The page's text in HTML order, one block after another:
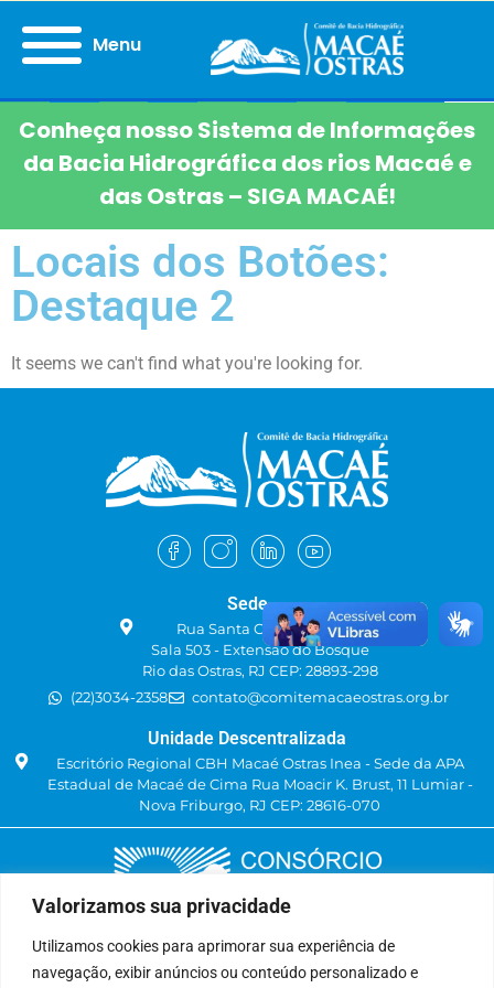
Valorizamos sua privacidade
Utilizamos cookies para aprimorar sua experiência de
navegação, exibir anúncios ou conteúdo personalizado e
Menu
Conheça nosso Sistema de Informações
da Bacia Hidrográfica dos rios Macaé e
das Ostras – SIGA MACAÉ!
Locais dos Botões:
Destaque 2
It seems we can't find what you're looking for.
Sede
Rua Santa Catarina, 219
Sala 503 - Extensão do Bosque
Rio das Ostras, RJ CEP: 28893-298
(22)3034-2358
contato@comitemacaeostras.org.br
Unidade Descentralizada
Escritório Regional CBH Macaé Ostras Inea - Sede da APA
Estadual de Macaé de Cima Rua Moacir K. Brust, 11 Lumiar -
Nova Friburgo, RJ CEP: 28616-070